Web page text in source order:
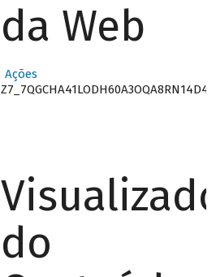
da Web
Ações
Z7_7QGCHA41LODH60A3OQA8RN14D4
Visualizador
do